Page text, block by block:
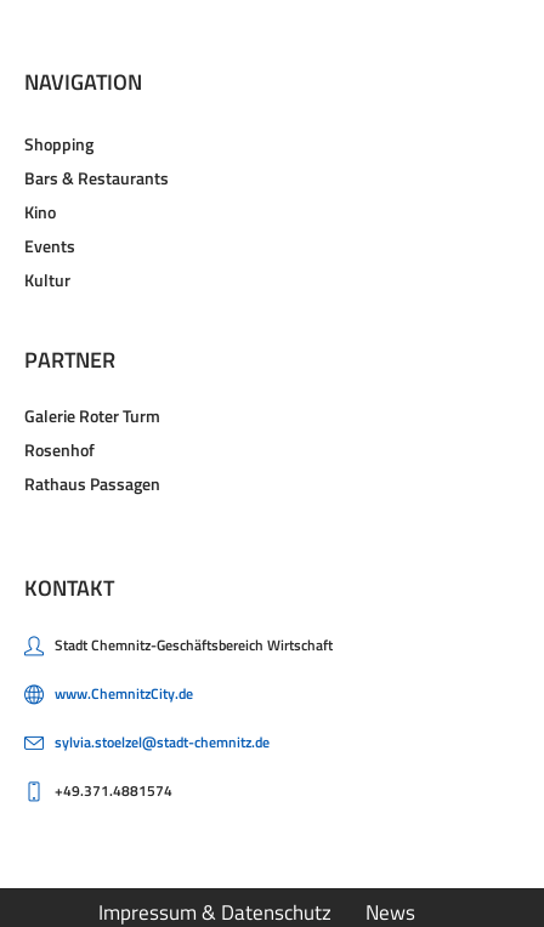
NAVIGATION
Shopping
Bars & Restaurants
Kino
Events
Kultur
PARTNER
Galerie Roter Turm
Rosenhof
Rathaus Passagen
KONTAKT
Stadt Chemnitz-Geschäftsbereich Wirtschaft
www.ChemnitzCity.de
sylvia.stoelzel@stadt-chemnitz.de
+49.371.4881574
Impressum & Datenschutz
News